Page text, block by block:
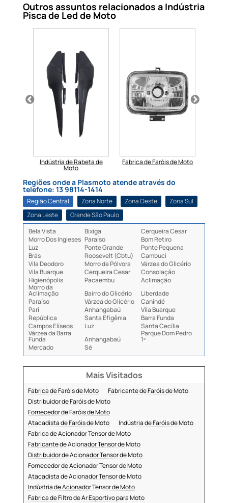
Outros assuntos relacionados a Indústria
Pisca de Led de Moto
Indústria de Rabeta de
Moto
Fabrica de Faróis de Moto
Regiões onde a Plasmoto atende através do
telefone: 13 98114-1414
Região Central Zona Norte Zona Oeste
Zona Sul
Zona Leste
Grande São Paulo
Bela Vista
Bixiga
Cerqueira Cesar
Morro Dos Ingleses ParaÍso
Bom Retiro
Luz
Ponte Grande
Ponte Pequena
Brás
Roosevelt (Cbtu)
Cambuci
Vila Deodoro
Morro da Pólvora
Várzea do Glicério
Vila Buarque
Cerqueira Cesar
Consolação
Higienópolis
Pacaembu
Aclimação
Morro da
Aclimação Bairro do Glicério
Liberdade
Paraíso
Várzea do Glicério
Canindé
Pari
Anhangabaú
Vila Buarque
República
Santa Efigênia
Barra Funda
Campos Elíseos
Luz
Santa Cecília
Várzea da Barra
Funda Anhangabaú
Parque Dom Pedro
1º
Mercado
Sé
Mais Visitados
Fabrica de Faróis de Moto
Fabricante de Faróis de Moto
Distribuidor de Faróis de Moto
Fornecedor de Faróis de Moto
Atacadista de Faróis de Moto
Indústria de Faróis de Moto
Fabrica de Acionador Tensor de Moto
Fabricante de Acionador Tensor de Moto
Distribuidor de Acionador Tensor de Moto
Fornecedor de Acionador Tensor de Moto
Atacadista de Acionador Tensor de Moto
Indústria de Acionador Tensor de Moto
Fabrica de Filtro de Ar Esportivo para Moto